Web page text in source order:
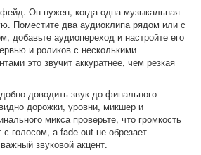
Он нужен, когда одна музыкальная
Поместите два аудиоклипа рядом или с
добавьте аудиопереход и настройте его
и роликов с несколькими
это звучит аккуратнее, чем резкая
доводить звук до финального
дорожки, уровни, микшер и
микса проверьте, что громкость
голосом, а fade out не обрезает
звуковой акцент.